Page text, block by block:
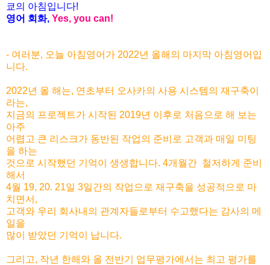
쿄의 아침입니다!
영어 회화, Yes, you can!
- 여러분, 오늘 아침영어가 2022년 올해의 마지막 아침영어입
니다.
2022년 올 해는, 연초부터 오사카의 사용 시스템의 재구축이
라는,
지금의 프로젝트가 시작된 2019년 이후로 처음으로 해 보는
아주
어렵고 큰 리스크가 동반된 작업의 준비로 고객과 매일 미팅
을 하는
것으로 시작했던 기억이 생생합니다. 4개월간 철저하게 준비
해서
4월 19, 20. 21일 3일간의 작업으로 재구축을 성공적으로 마
치면서,
고객와 우리 회사내의 관계자들로부터 수고했다는 감사의 메
일을
많이 받았던 기억이 납니다.
그리고, 작년 한해와 올 전반기 업무평가에서는 최고 평가를